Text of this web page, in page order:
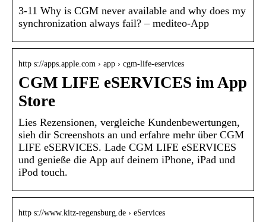
3-11 Why is CGM never available and why does my
synchronization always fail? – mediteo-App
http s://apps.apple.com › app › cgm-life-eservices
CGM LIFE eSERVICES im App
Store
Lies Rezensionen, vergleiche Kundenbewertungen,
sieh dir Screenshots an und erfahre mehr über CGM
LIFE eSERVICES. Lade CGM LIFE eSERVICES
und genieße die App auf deinem iPhone, iPad und
iPod touch.
http s://www.kitz-regensburg.de › eServices